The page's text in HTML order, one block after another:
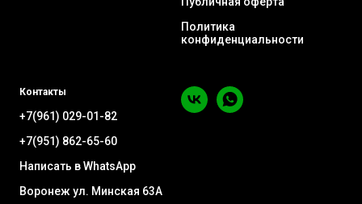
Политика
конфиденциальности
Контакты
+7(961) 029-01-82
+7(951) 862-65-60
Написать в WhatsApp
Воронеж ул. Минская 63А